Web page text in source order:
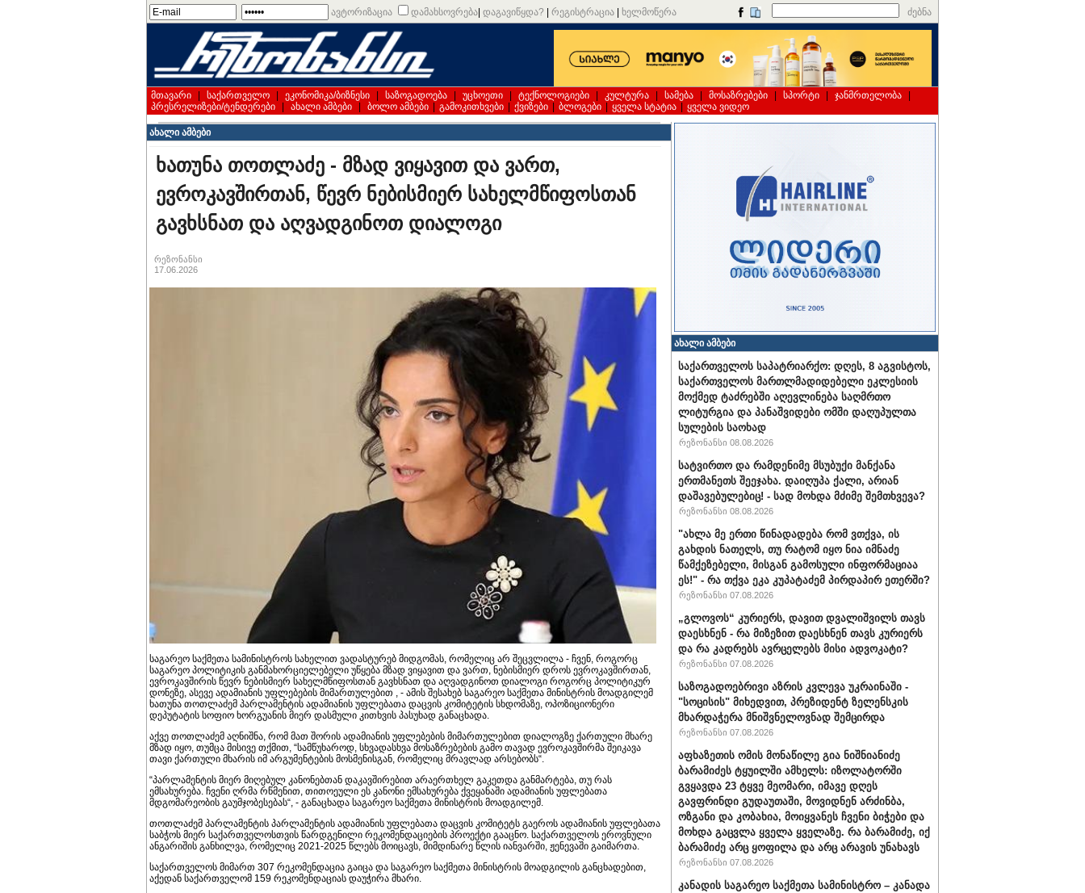
ავტორიზაცია დამახსოვრება დაგავიწყდა? რეგისტრაცია ხელმოწერა ძებნა
მთავარი საქართველო ეკონომიკა/ბიზნესი საზოგადოება უცხოეთი ტექნოლოგიები კულტურა სამება მოსაზრებები სპორტი ჯანმრთელობა
პრესრელიზები/ტენდერები
ახალი ამბები ბოლო ამბები გამოკითხვები ქვიზები ბლოგები ყველა სტატია ყველა ვიდეო
ახალი ამბები
ხათუნა თოთლაძე - მზად ვიყავით და ვართ,
ევროკავშირთან, წევრ ნებისმიერ სახელმწიფოსთან
გავხსნათ და აღვადგინოთ დიალოგი
რეზონანსი
17.06.2026
საგარეო საქმეთა სამინისტროს სახელით ვადასტურებ მიდგომას, რომელიც არ შეცვლილა - ჩვენ, როგორც
საგარეო პოლიტიკის განმახორციელებელი უწყება მზად ვიყავით და ვართ, ნებისმიერ დროს ევროკავშირთან,
ევროკავშირის წევრ ნებისმიერ სახელმწიფოსთან გავხსნათ და აღვადგინოთ დიალოგი როგორც პოლიტიკურ
დონეზე, ასევე ადამიანის უფლებების მიმართულებით , - ამის შესახებ საგარეო საქმეთა მინისტრის მოადგილემ
ხათუნა თოთლაძემ პარლამენტის ადამიანის უფლებათა დაცვის კომიტეტის სხდომაზე, ოპოზიციონერი
დეპუტატის სოფიო ხორგუანის მიერ დასმული კითხვის პასუხად განაცხადა.
აქვე თოთლაძემ აღნიშნა, რომ მათ შორის ადამიანის უფლებების მიმართულებით დიალოგზე ქართული მხარე
მზად იყო, თუმცა მისივე თქმით, “სამწუხაროდ, სხვადასხვა მოსაზრებების გამო თავად ევროკავშირმა შეიკავა
თავი ქართული მხარის იმ არგუმენტების მოსმენისგან, რომელიც მრავლად არსებობს“.
“პარლამენტის მიერ მიღებულ კანონებთან დაკავშირებით არაერთხელ გაკეთდა განმარტება, თუ რას
ემსახურება. ჩვენი ღრმა რწმენით, თითოეული ეს კანონი ემსახურება ქვეყანაში ადამიანის უფლებათა
მდგომარეობის გაუმჯობესებას“, - განაცხადა საგარეო საქმეთა მინისტრის მოადგილემ.
თოთლაძემ პარლამენტის პარლამენტის ადამიანის უფლებათა დაცვის კომიტეტს გაეროს ადამიანის უფლებათა
საბჭოს მიერ საქართველოსთვის წარდგენილი რეკომენდაციების პროექტი გააცნო. საქართველოს ეროვნული
ანგარიშის განხილვა, რომელიც 2021-2025 წლებს მოიცავს, მიმდინარე წლის იანვარში, ჟენევაში გაიმართა.
საქართველოს მიმართ 307 რეკომენდაცია გაიცა და საგარეო საქმეთა მინისტრის მოადგილის განცხადებით,
აქედან საქართველომ 159 რეკომენდაციას დაუჭირა მხარი.
ახალი ამბები
საქართველოს საპატრიარქო: დღეს, 8 აგვისტოს,
საქართველოს მართლმადიდებელი ეკლესიის
მოქმედ ტაძრებში აღევლინება საღმრთო
ლიტურგია და პანაშვიდები ომში დაღუპულთა
სულების საოხად
რეზონანსი 08.08.2026
სატვირთო და რამდენიმე მსუბუქი მანქანა
ერთმანეთს შეეჯახა. დაიღუპა ქალი, არიან
დაშავებულებიც! - სად მოხდა მძიმე შემთხვევა?
რეზონანსი 08.08.2026
"ახლა მე ერთი წინადადება რომ ვთქვა, ის
გახდის ნათელს, თუ რატომ იყო ნია იმნაძე
წამქეზებელი, მისგან გამოსული ინფორმაციაა
ეს!" - რა თქვა ეკა კუპატაძემ პირდაპირ ეთერში?
რეზონანსი 07.08.2026
„გლოვოს“ კურიერს, დავით დვალიშვილს თავს
დაესხნენ - რა მიზეზით დაესხნენ თავს კურიერს
და რა კადრებს ავრცელებს მისი ადვოკატი?
რეზონანსი 07.08.2026
საზოგადოებრივი აზრის კვლევა უკრაინაში -
"სოცისის" მიხედვით, პრეზიდენტ ზელენსკის
მხარდაჭერა მნიშვნელოვნად შემცირდა
რეზონანსი 07.08.2026
აფხაზეთის ომის მონაწილე გია ნიშნიანიძე
ბარამიძეს ტყუილში ამხელს: იზოლატორში
გვყავდა 23 ტყვე მეომარი, იმავე დღეს
გავფრინდი გუდაუთაში, მოვიდნენ არძინბა,
ოზგანი და კობახია, მოიყვანეს ჩვენი ბიჭები და
მოხდა გაცვლა ყველა ყველაზე. რა ბარამიძე, იქ
ბარამიძე არც ყოფილა და არც არავის უნახავს
რეზონანსი 07.08.2026
კანადის საგარეო საქმეთა სამინისტრო – კანადა